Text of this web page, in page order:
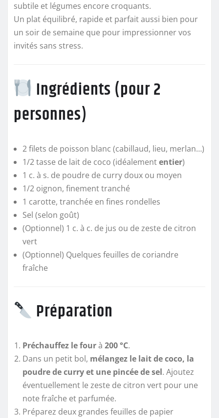
subtile et légumes encore croquants.
Un plat équilibré, rapide et parfait aussi bien pour
un soir de semaine que pour impressionner vos
invités sans stress.
Ingrédients (pour 2
personnes)
2 filets de poisson blanc (cabillaud, lieu, merlan…)
1/2 tasse de lait de coco (idéalemententier)
1 c. à s. de poudre de curry doux ou moyen
1/2 oignon, finement tranché
1 carotte, tranchée en fines rondelles
Sel (selon goût)
(Optionnel) 1 c. à c. de jus ou de zeste de citron
vert
(Optionnel) Quelques feuilles de coriandre
fraîche
Préparation
Préchauffez le fourà 200 °C.
Dans un petit bol, mélangez le lait de coco, la
poudre de curry et une pincée de sel. Ajoutez
éventuellement le zeste de citron vert pour une
note fraîche et parfumée.
Préparez deux grandes feuilles de papier